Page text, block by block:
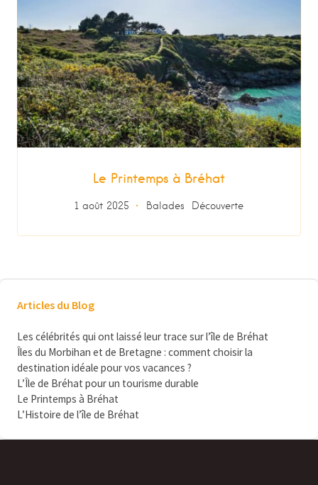
Le Printemps à Bréhat
1 août 2025 Balades Découverte
Articles du Blog
Les célébrités qui ont laissé leur trace sur l’île de Bréhat
Îles du Morbihan et de Bretagne : comment choisir la
destination idéale pour vos vacances ?
L’Île de Bréhat pour un tourisme durable
Le Printemps à Bréhat
L’Histoire de l’île de Bréhat